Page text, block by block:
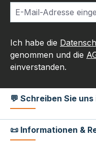
Ich habe die
genommen und die
einverstanden.
💬 Schreiben Sie
📜 Informationen &